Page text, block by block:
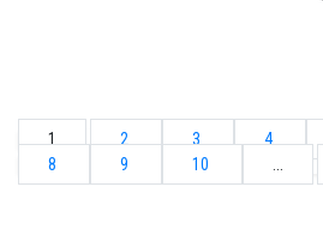
1 2 3 4
8
9 10